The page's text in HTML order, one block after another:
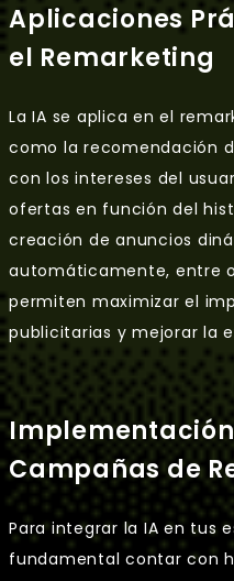
Aplicaciones
el Remarketing
La IA se aplica en el
como la recomendación
con los intereses del
ofertas en función del
creación de anuncios
automáticamente, entre
permiten maximizar el
publicitarias y mejorar la
Campañas de
Para integrar la IA en tus
fundamental contar con